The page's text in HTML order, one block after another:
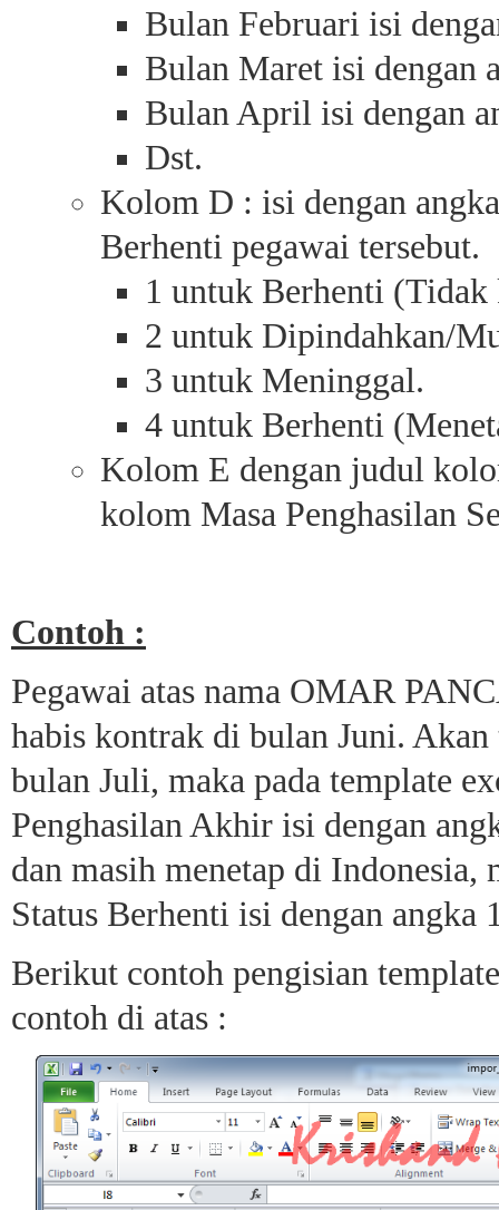
Bulan Februari isi
Bulan Maret isi dengan
Bulan April isi dengan
Dst.
Kolom D : isi dengan
Berhenti pegawai tersebut.
1 untuk Berhenti
2 untuk Dipindahkan/
3 untuk Meninggal.
4 untuk Berhenti
Kolom E dengan judul
kolom Masa Penghasilan
Contoh :
Pegawai atas nama OMAR
habis kontrak di bulan Juni.
bulan Juli, maka pada template
Penghasilan Akhir isi dengan
dan masih menetap di
Status Berhenti isi dengan angka
Berikut contoh pengisian
contoh di atas :